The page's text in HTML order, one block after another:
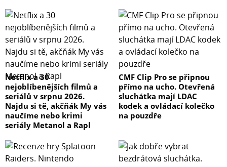
Netflix a 30
nejoblíbenějších filmů a
seriálů v srpnu 2026.
Najdu si tě, akčňák My vás
naučíme nebo krimi
seriály Metanol a Rapl
CMF Clip Pro se připnou
přímo na ucho. Otevřená
sluchátka mají LDAC
kodek a ovládací kolečko
na pouzdře